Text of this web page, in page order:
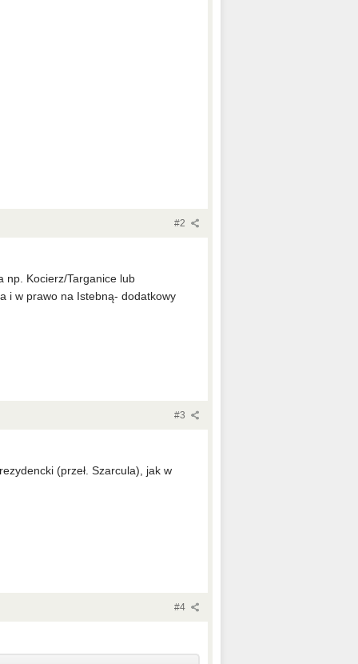
#2
np. Kocierz/Targanice lub
i w prawo na Istebną- dodatkowy
#3
(przeł. Szarcula), jak w
#4